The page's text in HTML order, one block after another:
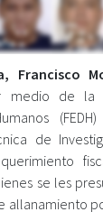
Francisco
medio de la
de
se les
allanamiento